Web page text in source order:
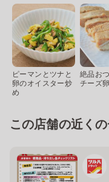
ピーマンとツナと
卵のオイスター炒
め
絶品お
チーズ
この店舗の近く